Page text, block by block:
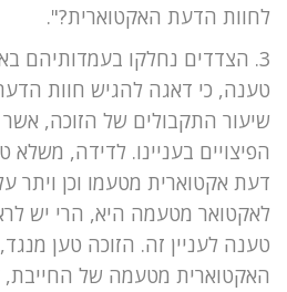
לחוות הדעת האקטוארית?".
3. הצדדים נחלקו בעמדותיהם
טענה, כי דאגה להגיש חוות
שיעור התקבולים של הזוכה,
הפיצויים בעניינו. לדידה,
דעת אקטוארית מטעמו וכן ויתר
לאקטואר מטעמה היא, הרי יש
טענה לעניין זה. הזוכה טען
האקטוארית מטעמה של